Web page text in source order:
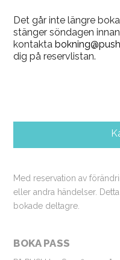
Det går inte längre
stänger söndagen
kontakta
dig på reservlistan.
Med reservation av
eller andra händelser.
bokade deltagre.
BOKA PASS